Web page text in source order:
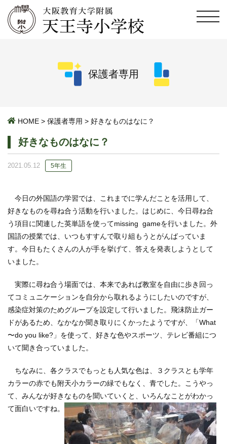
保護者専用
HOME > 保護者専用 > 好きなものはなに？
好きなものはなに？
2021.05.12 5年生
今日の外国語の学習では、これまでに学んだことを活用して、
好きなものを尋ね合う活動を行いました。はじめに、今日尋ね合
う項目に関連した英単語を使ってmissing gameを行いました。外
国語の授業では、いつもすすんで取り組もうとがんばっていま
す。今日もたくさんの人が手を挙げて、答えを発表しようとして
いました。
実際に尋ね合う場面では、本来であれば教室を自由に歩き回っ
てコミュニケーションを自分から取れるようにしたいのですが、
感染症対策のためグループを設定して行いました。飛沫防止ガー
ドがあるため、なかなか聞き取りにくかったようですが、「What
〜do you like?」を使って、好きな色やスポーツ、テレビ番組につ
いて聞き合っていました。
ちなみに、各クラスでもっとも人気な色は、３クラスとも学年
カラーの赤でも附天小カラーの緑でもなく、青でした。こうやっ
て、みんなが好きなものを聞いていくと、いろんなことがわかっ
て面白いですね。